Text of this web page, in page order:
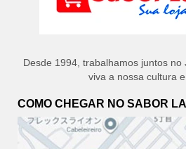
Desde 1994, trabalhamos juntos
viva a nossa cultura
COMO CHEGAR NO SABOR